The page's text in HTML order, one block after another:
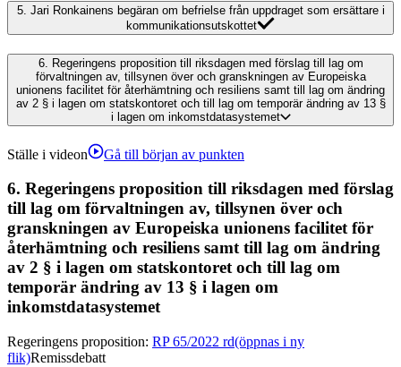
5. Jari Ronkainens begäran om befrielse från uppdraget som ersättare i
kommunikationsutskottet
6.
Regeringens proposition till riksdagen med förslag till lag om
förvaltningen av, tillsynen över och granskningen av Europeiska
unionens facilitet för återhämtning och resiliens samt till lag om ändring
av 2 § i lagen om statskontoret och till lag om temporär ändring av 13 §
i lagen om inkomstdatasystemet
Ställe i videon Gå till början av punkten
6. Regeringens proposition till riksdagen med förslag
till lag om förvaltningen av, tillsynen över och
granskningen av Europeiska unionens facilitet för
återhämtning och resiliens samt till lag om ändring
av 2 § i lagen om statskontoret och till lag om
temporär ändring av 13 § i lagen om
inkomstdatasystemet
Regeringens proposition: RP 65/2022 rd(öppnas i ny
flik)Remissdebatt